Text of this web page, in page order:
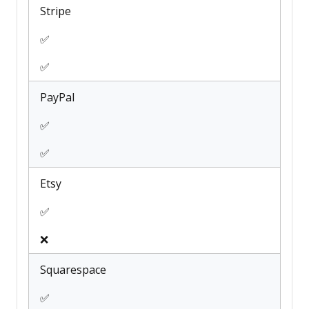
Stripe
✅
✅
PayPal
✅
✅
Etsy
✅
❌
Squarespace
✅